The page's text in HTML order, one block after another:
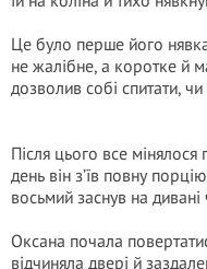
Це було перше його
не жалібне, а коротке й
дозволив собі спитати, чи
Після цього все мінялося
день він з’їв повну
восьмий заснув на
Оксана почала
відчиняла двері й